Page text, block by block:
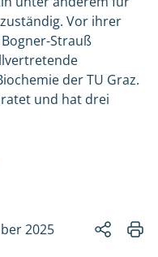
Vor ihrer
Strauß
der TU Graz.
und hat drei
2025